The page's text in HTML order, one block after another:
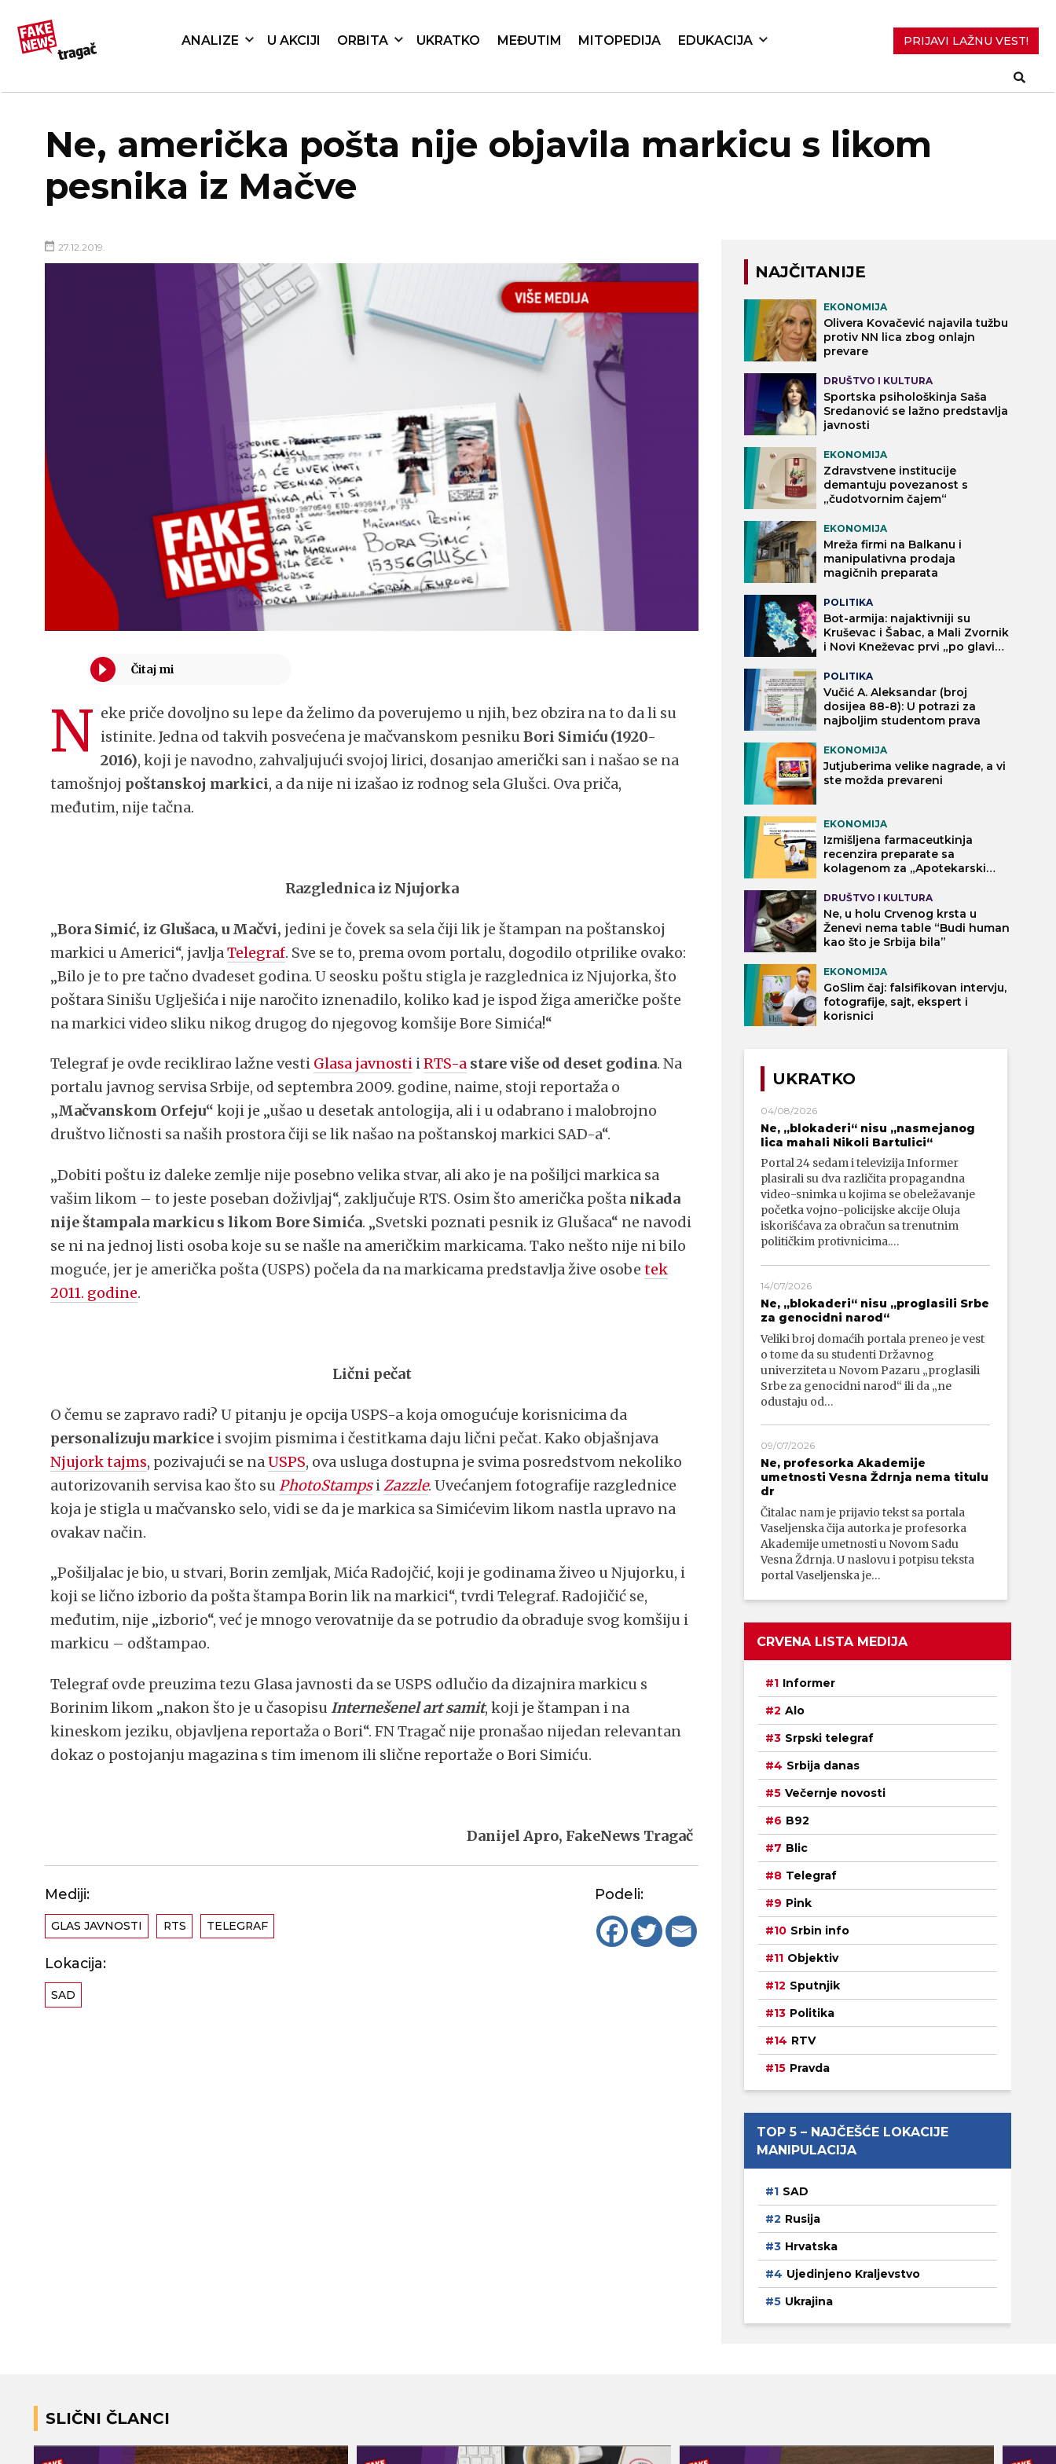
ANALIZE U AKCIJI ORBITA UKRATKO MEĐUTIM MITOPEDIJA EDUKACIJA PRIJAVI LAŽNU VEST!
Ne, američka pošta nije objavila markicu s likom
pesnika iz Mačve
27.12.2019.
N eke priče dovoljno su lepe da želimo da poverujemo u njih, bez obzira na to da li su
istinite. Jedna od takvih posvećena je mačvanskom pesnikuBori Simiću (1920-
2016), koji je navodno, zahvaljujući svojoj lirici, dosanjao američki san i našao se na
tamošnjoj poštanskoj markici, a da nije ni izašao iz rodnog sela Glušci. Ova priča,
međutim, nije tačna.
Razglednica iz Njujorka
„Bora Simić, iz Glušaca, u Mačvi, jedini je čovek sa sela čiji lik je štampan na poštanskoj
markici u Americi“, javljaTelegraf. Sve se to, prema ovom portalu, dogodilo otprilike ovako:
„Bilo je to pre tačno dvadeset godina. U seosku poštu stigla je razglednica iz Njujorka, što
poštara Sinišu Uglješića i nije naročito iznenadilo, koliko kad je ispod žiga američke pošte
na markici video sliku nikog drugog do njegovog komšije Bore Simića!“
Telegraf je ovde reciklirao lažne vesti Glasa javnosti iRTS-a stare više od deset godina. Na
portalu javnog servisa Srbije, od septembra 2009. godine, naime, stoji reportaža o
„Mačvanskom Orfeju“ koji je „ušao u desetak antologija, ali i u odabrano i malobrojno
društvo ličnosti sa naših prostora čiji se lik našao na poštanskoj markici SAD-a“.
„Dobiti poštu iz daleke zemlje nije posebno velika stvar, ali ako je na pošiljci markica sa
vašim likom – to jeste poseban doživljaj“, zaključuje RTS. Osim što američka pošta nikada
nije štampala markicu s likom Bore Simića. „Svetski poznati pesnik iz Glušaca“ ne navodi
se ni na jednoj listi osoba koje su se našle na američkim markicama. Tako nešto nije ni bilo
moguće, jer je američka pošta (USPS) počela da na markicama predstavlja žive osobetek
2011. godine.
Lični pečat
O čemu se zapravo radi? U pitanju je opcija USPS-a koja omogućuje korisnicima da
personalizuju markice i svojim pismima i čestitkama daju lični pečat. Kako objašnjava
Njujork tajms, pozivajući se naUSPS, ova usluga dostupna je svima posredstvom nekoliko
autorizovanih servisa kao što suPhotoStampsiZazzle. Uvećanjem fotografije razglednice
koja je stigla u mačvansko selo, vidi se da je markica sa Simićevim likom nastla upravo na
ovakav način.
„Pošiljalac je bio, u stvari, Borin zemljak, Mića Radojčić, koji je godinama živeo u Njujorku, i
koji se lično izborio da pošta štampa Borin lik na markici“, tvrdi Telegraf. Radojičić se,
međutim, nije „izborio“, već je mnogo verovatnije da se potrudio da obraduje svog komšiju i
markicu – odštampao.
Telegraf ovde preuzima tezu Glasa javnosti da se USPS odlučio da dizajnira markicu s
Borinim likom „nakon što je u časopisu Internešenel art samit, koji je štampan i na
kineskom jeziku, objavljena reportaža o Bori“. FN Tragač nije pronašao nijedan relevantan
dokaz o postojanju magazina s tim imenom ili slične reportaže o Bori Simiću.
Danijel Apro, FakeNews Tragač
Mediji:
GLAS JAVNOSTI RTS TELEGRAF
Lokacija:
SAD
Podeli:
NAJČITANIJE
EKONOMIJA
Olivera Kovačević najavila tužbu
protiv NN lica zbog onlajn
prevare
DRUŠTVO I KULTURA
Sportska psihološkinja Saša
Sredanović se lažno predstavlja
javnosti
EKONOMIJA
Zdravstvene institucije
demantuju povezanost s
„čudotvornim čajem“
EKONOMIJA
Mreža firmi na Balkanu i
manipulativna prodaja
magičnih preparata
POLITIKA
Bot-armija: najaktivniji su
Kruševac i Šabac, a Mali Zvornik
i Novi Kneževac prvi „po glavi
POLITIKA
Vučić A. Aleksandar (broj
dosijea 88-8): U potrazi za
najboljim studentom prava
EKONOMIJA
Jutjuberima velike nagrade, a vi
ste možda prevareni
EKONOMIJA
Izmišljena farmaceutkinja
recenzira preparate sa
kolagenom za „Apotekarski
DRUŠTVO I KULTURA
Ne, u holu Crvenog krsta u
Ženevi nema table “Budi human
kao što je Srbija bila”
EKONOMIJA
GoSlim čaj: falsifikovan intervju,
fotografije, sajt, ekspert i
korisnici
UKRATKO
04/08/2026
Ne, „blokaderi“ nisu „nasmejanog
lica mahali Nikoli Bartulici“
Portal 24 sedam i televizija Informer
plasirali su dva različita propagandna
video-snimka u kojima se obeležavanje
početka vojno-policijske akcije Oluja
iskorišćava za obračun sa trenutnim
političkim protivnicima.…
14/07/2026
Ne, „blokaderi“ nisu „proglasili Srbe
za genocidni narod“
Veliki broj domaćih portala preneo je vest
o tome da su studenti Državnog
univerziteta u Novom Pazaru „proglasili
Srbe za genocidni narod“ ili da „ne
odustaju od…
09/07/2026
Ne, profesorka Akademije
umetnosti Vesna Ždrnja nema titulu
dr
Čitalac nam je prijavio tekst sa portala
Vaseljenska čija autorka je profesorka
Akademije umetnosti u Novom Sadu
Vesna Ždrnja. U naslovu i potpisu teksta
portal Vaseljenska je…
CRVENA LISTA MEDIJA
Informer
Alo
Srpski telegraf
Srbija danas
Večernje novosti
B92
Blic
Telegraf
Pink
Srbin info
Objektiv
Sputnjik
Politika
RTV
Pravda
TOP 5 – NAJČEŠĆE LOKACIJE
MANIPULACIJA
SAD
Rusija
Hrvatska
Ujedinjeno Kraljevstvo
Ukrajina
SLIČNI ČLANCI